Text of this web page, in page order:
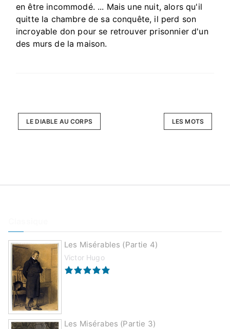
en être incommodé. ... Mais une nuit, alors qu'il
quitte la chambre de sa conquête, il perd son
incroyable don pour se retrouver prisonnier d'un
des murs de la maison.
LE DIABLE AU CORPS LES MOTS
Les Misérables (partie 4)
Victor Hugo
Les Misérabes (partie 3)